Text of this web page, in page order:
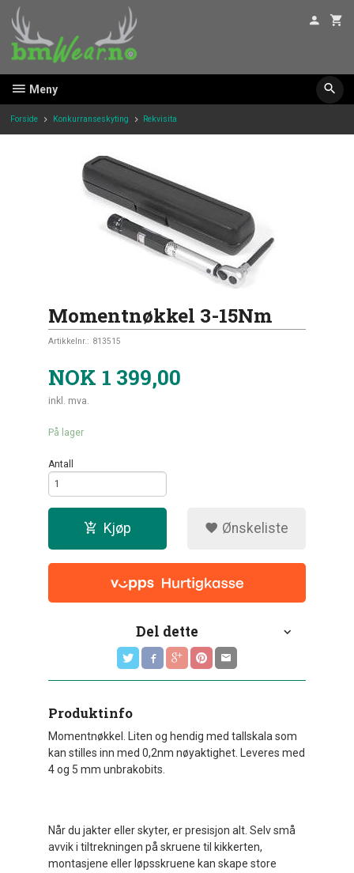
innholdet
Meny
Forside Konkurranseskyting Rekvisita
Momentnøkkel 3-15Nm
Artikkelnr.: 813515
NOK 1 399,00
inkl. mva.
På lager
Antall
Kjøp Ønskeliste
Del dette
Produktinfo
Momentnøkkel. Liten og hendig med tallskala som
kan stilles inn med 0,2nm nøyaktighet. Leveres med
4 og 5 mm unbrakobits.
Når du jakter eller skyter, er presisjon alt. Selv små
avvik i tiltrekningen på skruene til kikkerten,
montasjene eller løpsskruene kan skape store